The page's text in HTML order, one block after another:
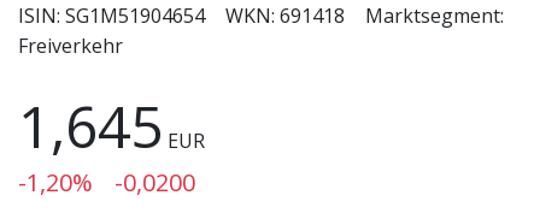
ISIN: SG1M51904654 WKN: 691418
Marktsegment:
Freiverkehr
1,645 EUR
-1,20% -0,0200